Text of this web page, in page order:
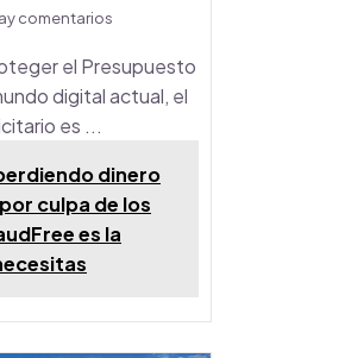
comentarios
el Presupuesto
digital actual, el
es ...
dinero
culpa de los
es la